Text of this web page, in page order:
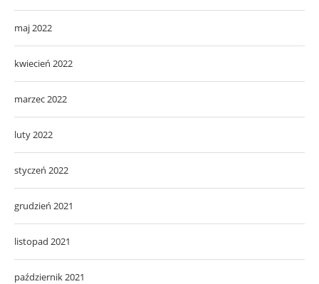
maj 2022
kwiecień 2022
marzec 2022
luty 2022
styczeń 2022
grudzień 2021
listopad 2021
październik 2021